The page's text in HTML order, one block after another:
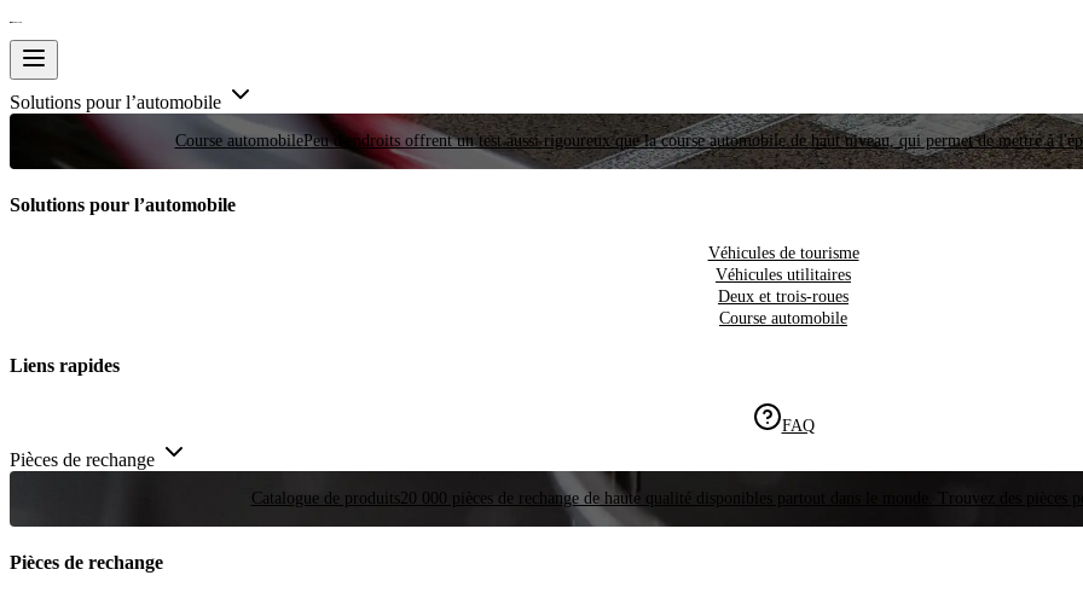
Solutions pour l’automobile
Course automobilePeu d'endroits offrent un test aussi rigoureux que la course automobile de haut niveau, qui permet de mettre à
Solutions pour l’automobile
Véhicules de tourisme
Véhicules utilitaires
Deux et trois-roues
Course automobile
Liens rapides
FAQ
Pièces de rechange
Catalogue de produits20 000 pièces de rechange de haute qualité disponibles partout dans le monde. Trouvez des pièces
Pièces de rechange